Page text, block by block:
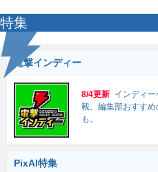
特集
電撃インディー
8/4更新 インディ
載。編集部おすす
も。
PixAI特集